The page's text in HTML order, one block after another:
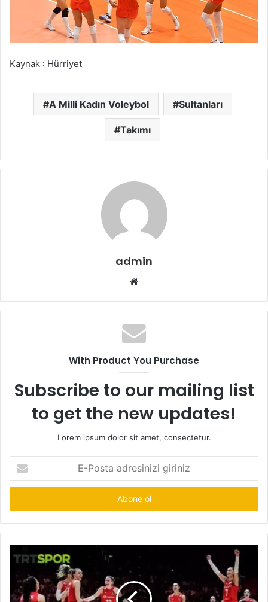
Kaynak : Hürriyet
A Milli Kadın Voleybol Sultanları
Takımı
admin
Web
With Product You Purchase
Subscribe to our mailing list
to get the new updates!
Lorem ipsum dolor sit amet, consectetur.
Posta
adresinizi